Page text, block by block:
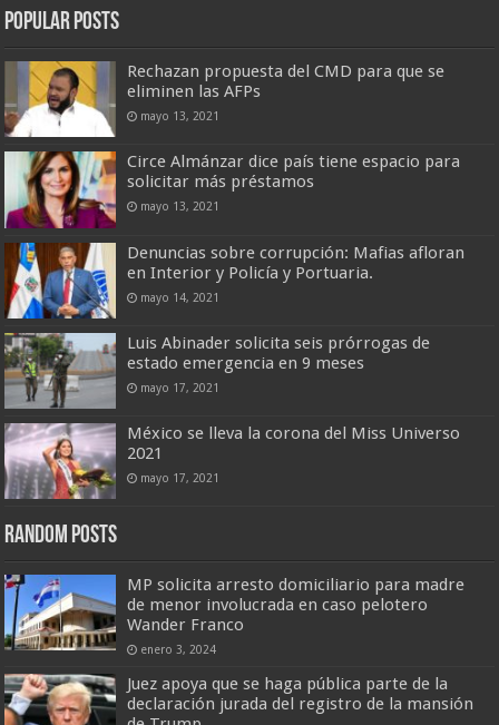
Popular Posts
Rechazan propuesta del CMD para que se
eliminen las AFPs
mayo 13, 2021
Circe Almánzar dice país tiene espacio para
solicitar más préstamos
mayo 13, 2021
Denuncias sobre corrupción: Mafias afloran
en Interior y Policía y Portuaria.
mayo 14, 2021
Luis Abinader solicita seis prórrogas de
estado emergencia en 9 meses
mayo 17, 2021
México se lleva la corona del Miss Universo
2021
mayo 17, 2021
Random Posts
MP solicita arresto domiciliario para madre
de menor involucrada en caso pelotero
Wander Franco
enero 3, 2024
Juez apoya que se haga pública parte de la
declaración jurada del registro de la mansión